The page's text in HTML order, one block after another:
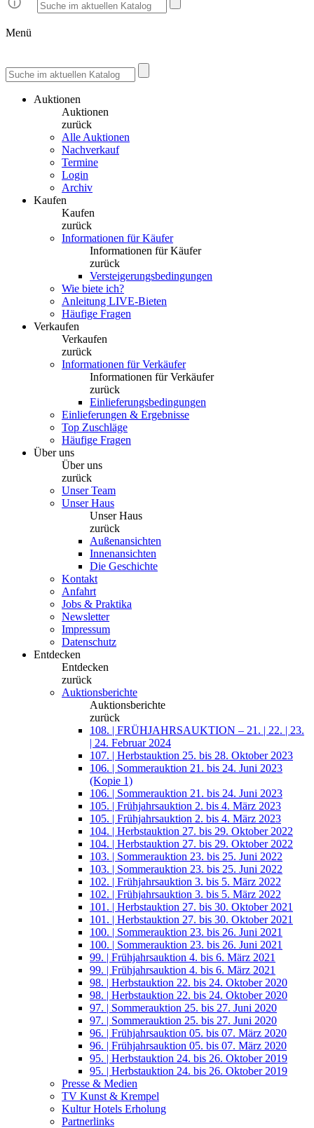
Menü
Auktionen
Auktionen
zurück
Alle Auktionen
Nachverkauf
Termine
Login
Archiv
Kaufen
Kaufen
zurück
Informationen für Käufer
Informationen für Käufer
zurück
Versteigerungsbedingungen
Wie biete ich?
Anleitung LIVE-Bieten
Häufige Fragen
Verkaufen
Verkaufen
zurück
Informationen für Verkäufer
Informationen für Verkäufer
zurück
Einlieferungsbedingungen
Einlieferungen & Ergebnisse
Top Zuschläge
Häufige Fragen
Über uns
Über uns
zurück
Unser Team
Unser Haus
Unser Haus
zurück
Außenansichten
Innenansichten
Die Geschichte
Kontakt
Anfahrt
Jobs & Praktika
Newsletter
Impressum
Datenschutz
Entdecken
Entdecken
zurück
Auktionsberichte
Auktionsberichte
zurück
108. | FRÜHJAHRSAUKTION – 21. | 22. | 23.
| 24. Februar 2024
107. | Herbstauktion 25. bis 28. Oktober 2023
106. | Sommerauktion 21. bis 24. Juni 2023
(Kopie 1)
106. | Sommerauktion 21. bis 24. Juni 2023
105. | Frühjahrsauktion 2. bis 4. März 2023
105. | Frühjahrsauktion 2. bis 4. März 2023
104. | Herbstauktion 27. bis 29. Oktober 2022
104. | Herbstauktion 27. bis 29. Oktober 2022
103. | Sommerauktion 23. bis 25. Juni 2022
103. | Sommerauktion 23. bis 25. Juni 2022
102. | Frühjahrsauktion 3. bis 5. März 2022
102. | Frühjahrsauktion 3. bis 5. März 2022
101. | Herbstauktion 27. bis 30. Oktober 2021
101. | Herbstauktion 27. bis 30. Oktober 2021
100. | Sommerauktion 23. bis 26. Juni 2021
100. | Sommerauktion 23. bis 26. Juni 2021
99. | Frühjahrsauktion 4. bis 6. März 2021
99. | Frühjahrsauktion 4. bis 6. März 2021
98. | Herbstauktion 22. bis 24. Oktober 2020
98. | Herbstauktion 22. bis 24. Oktober 2020
97. | Sommerauktion 25. bis 27. Juni 2020
97. | Sommerauktion 25. bis 27. Juni 2020
96. | Frühjahrsauktion 05. bis 07. März 2020
96. | Frühjahrsauktion 05. bis 07. März 2020
95. | Herbstauktion 24. bis 26. Oktober 2019
95. | Herbstauktion 24. bis 26. Oktober 2019
Presse & Medien
TV Kunst & Krempel
Kultur Hotels Erholung
Partnerlinks